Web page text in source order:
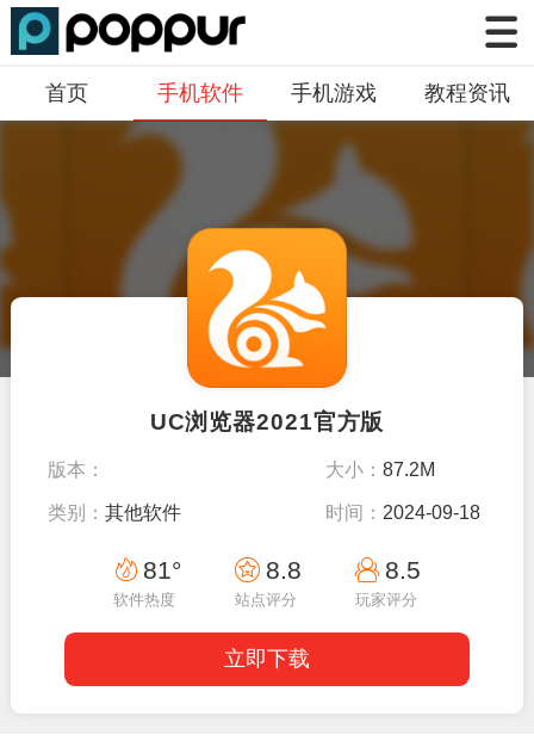
首页 手机软件 手机游戏 教程资讯
UC浏览器2021官方版
版本：
v13.7.1.1152
大小：87.2M
类别：其他软件 时间： 2024-09-18
18:50:03
81°
软件热度
8.8
站点评分
8.5
玩家评分
立即下载